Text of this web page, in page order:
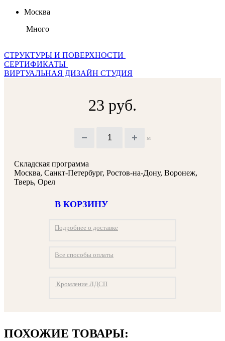
Москва
Много
СТРУКТУРЫ И ПОВЕРХНОСТИ
СЕРТИФИКАТЫ
ВИРТУАЛЬНАЯ ДИЗАЙН СТУДИЯ
23 руб.
м
Складская программа
Москва, Санкт-Петербург, Ростов-на-Дону, Воронеж,
Тверь, Орел
В КОРЗИНУ
Подробнее о доставке
Все способы оплаты
Кромление ЛДСП
ПОХОЖИЕ ТОВАРЫ: